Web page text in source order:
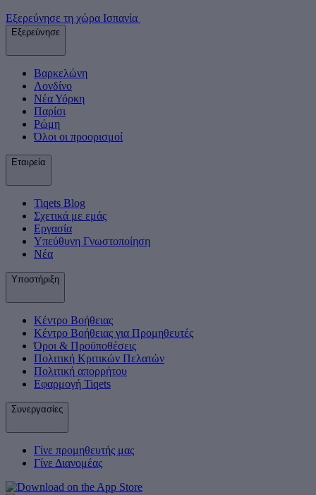
Εξερεύνησε τη χώρα Ισπανία
Εξερεύνησε
Βαρκελώνη
Λονδίνο
Νέα Υόρκη
Παρίσι
Ρώμη
Όλοι οι προορισμοί
Εταιρεία
Tiqets Βlog
Σχετικά με εμάς
Εργασία
Υπεύθυνη Γνωστοποίηση
Νέα
Υποστήριξη
Κέντρο Βοήθειας
Κέντρο Βοήθειας για Προμηθευτές
Όροι & Προϋποθέσεις
Πολιτική Κριτικών Πελατών
Πολιτική απορρήτου
Εφαρμογή Tiqets
Συνεργασίες
Γίνε προμηθευτής μας
Γίνε Διανομέας